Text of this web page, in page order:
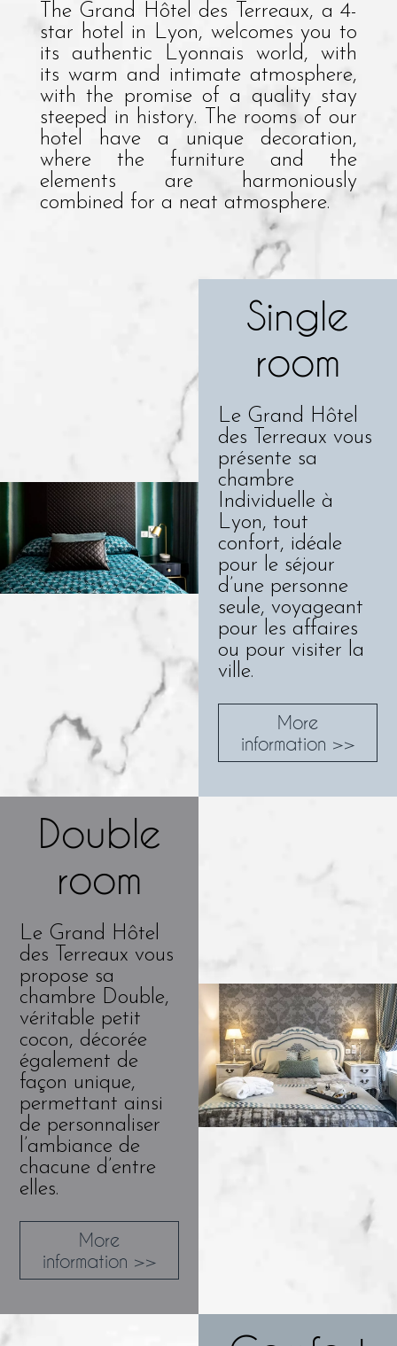
The Grand Hôtel des Terreaux, a 4-
star hotel in Lyon, welcomes you to
its authentic Lyonnais world, with
its warm and intimate atmosphere,
with the promise of a quality stay
steeped in history. The rooms of our
hotel have a unique decoration,
where the furniture and the
elements are harmoniously
combined for a neat atmosphere.
Single
room
Le Grand Hôtel
des Terreaux vous
présente sa
chambre
Individuelle à
Lyon, tout
confort, idéale
pour le séjour
d’une personne
seule, voyageant
pour les affaires
ou pour visiter la
ville.
More
information >>
Double
room
Le Grand Hôtel
des Terreaux vous
propose sa
chambre Double,
véritable petit
cocon, décorée
également de
façon unique,
permettant ainsi
de personnaliser
l’ambiance de
chacune d’entre
elles.
More
information >>